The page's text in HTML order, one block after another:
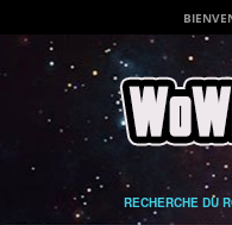
RECHERCHE DU